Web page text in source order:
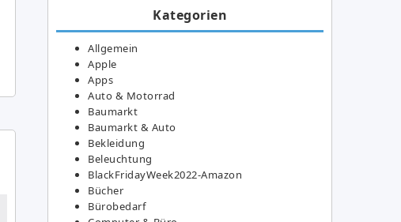
Kategorien
Allgemein
Apple
Apps
Auto & Motorrad
Baumarkt
Baumarkt & Auto
Bekleidung
Beleuchtung
BlackFridayWeek2022-Amazon
Bücher
Bürobedarf